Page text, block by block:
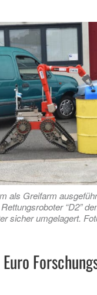
als Greifarm
“D2”
sicher umgelagert.